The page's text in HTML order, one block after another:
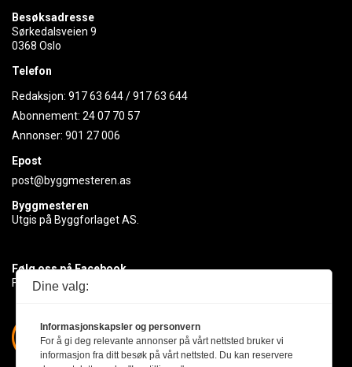
Besøksadresse
Sørkedalsveien 9
0368 Oslo
Telefon
Redaksjon: 917 63 644/917 63 644
Abonnement: 24 07 70 57
Annonser: 901 27 006
Epost
post@byggmesteren.as
Byggmesteren
Utgis på Byggforlaget AS.
Følg oss på Facebook
Få med deg det siste innen byggebransjen
Dine valg:
Informasjonskapsler og personvern
For å gi deg relevante annonser på vårt nettsted bruker vi
informasjon fra ditt besøk på vårt nettsted. Du kan reservere